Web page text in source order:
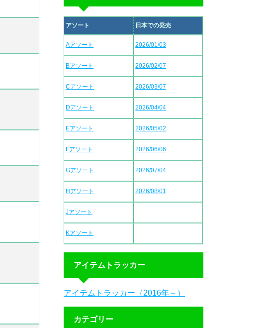
アソート 日本での発売
Aアソート 2026/01/03
Bアソート 2026/02/07
Cアソート 2026/03/07
Dアソート 2026/04/04
Eアソート 2026/05/02
Fアソート 2026/06/06
Gアソート 2026/07/04
Hアソート 2026/08/01
Jアソート
Kアソート
アイテムトラッカー
アイテムトラッカー（2016年～）
カテゴリー